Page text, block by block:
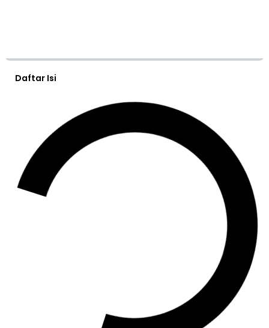
Daftar Isi